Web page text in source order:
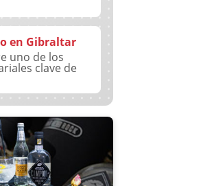
en Gibraltar
uno de los
clave de